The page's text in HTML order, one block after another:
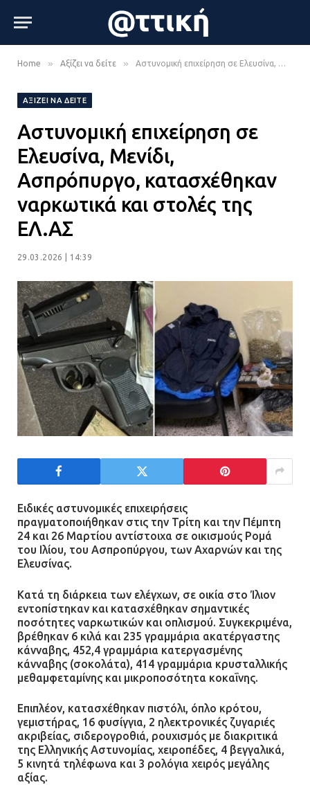
Home » Αξίζει να δείτε » Αστυνομική επιχείρηση σε Ελευσίνα, Μενίδι, Ασπρόπυργο, κατασχέθηκαν ναρκωτικά και στολές της ΕΛ.ΑΣ
ΑΞΊΖΕΙ ΝΑ ΔΕΊΤΕ
Αστυνομική επιχείρηση σε
Ελευσίνα, Μενίδι,
Ασπρόπυργο, κατασχέθηκαν
ναρκωτικά και στολές της
ΕΛ.ΑΣ
29.03.2026 | 14:39
Ειδικές αστυνομικές επιχειρήσεις
πραγματοποιήθηκαν στις την Τρίτη και την Πέμπτη
24 και 26 Μαρτίου αντίστοιχα σε οικισμούς Ρομά
του Ιλίου, του Ασπροπύργου, των Αχαρνών και της
Ελευσίνας.
Κατά τη διάρκεια των ελέγχων, σε οικία στο Ίλιον
εντοπίστηκαν και κατασχέθηκαν σημαντικές
ποσότητες ναρκωτικών και οπλισμού. Συγκεκριμένα,
βρέθηκαν 6 κιλά και 235 γραμμάρια ακατέργαστης
κάνναβης, 452,4 γραμμάρια κατεργασμένης
κάνναβης (σοκολάτα), 414 γραμμάρια κρυσταλλικής
μεθαμφεταμίνης και μικροποσότητα κοκαΐνης.
Επιπλέον, κατασχέθηκαν πιστόλι, όπλο κρότου,
γεμιστήρας, 16 φυσίγγια, 2 ηλεκτρονικές ζυγαριές
ακριβείας, σιδερογροθιά, ρουχισμός με διακριτικά
της Ελληνικής Αστυνομίας, χειροπέδες, 4 βεγγαλικά,
5 κινητά τηλέφωνα και 3 ρολόγια χειρός μεγάλης
αξίας.